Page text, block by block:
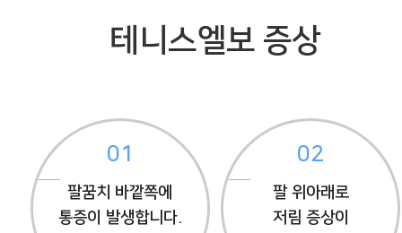
테니스엘보 증상
01
팔꿈치 바깥쪽에
통증이 발생합니다.
02
팔 위아래로
저림 증상이